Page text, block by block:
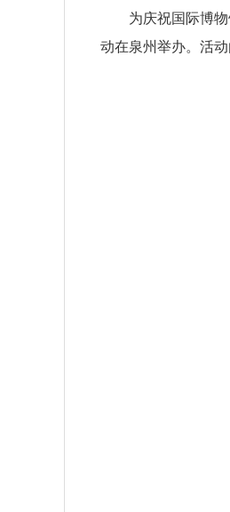
为庆祝国际博
动在泉州举办。活